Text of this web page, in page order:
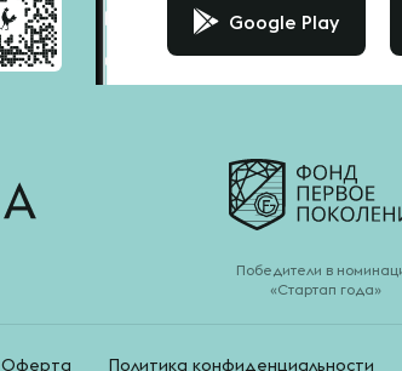
Google Play
Победители в
«Стартап года»
Оферта Политика конфиденциальности